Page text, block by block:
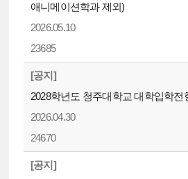
애니메이션학과 제외)
2026.05.10
23685
[공지]
2028학년도 청주대학교 대학입학전
2026.04.30
24670
[공지]